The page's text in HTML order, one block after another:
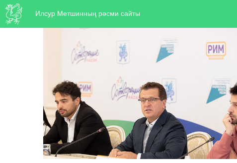
Илсур Метшинның рәсми сайты